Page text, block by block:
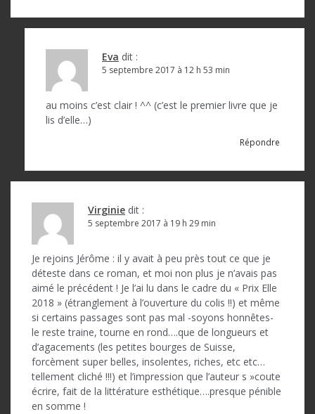
’
e
Eva dit :
5 septembre 2017 à 12 h 53 min
au moins c’est clair ! ^^ (c’est le premier livre que je
lis d’elle…)
Répondre
Virginie dit :
5 septembre 2017 à 19 h 29 min
Je rejoins Jérôme : il y avait à peu près tout ce que je
déteste dans ce roman, et moi non plus je n’avais pas
aimé le précédent ! Je l’ai lu dans le cadre du « Prix Elle
2018 » (étranglement à l’ouverture du colis !!) et même
si certains passages sont pas mal -soyons honnêtes-
le reste traine, tourne en rond….que de longueurs et
d’agacements (les petites bourges de Suisse,
forcèment super belles, insolentes, riches, etc etc…
tellement cliché !!!) et l’impression que l’auteur s »coute
écrire, fait de la littérature esthétique….presque pénible
en somme !